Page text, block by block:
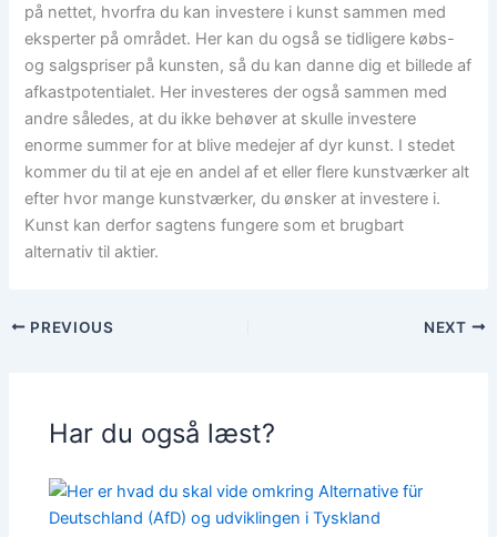
på nettet, hvorfra du kan investere i kunst sammen med
eksperter på området. Her kan du også se tidligere købs-
og salgspriser på kunsten, så du kan danne dig et billede af
afkastpotentialet. Her investeres der også sammen med
andre således, at du ikke behøver at skulle investere
enorme summer for at blive medejer af dyr kunst. I stedet
kommer du til at eje en andel af et eller flere kunstværker alt
efter hvor mange kunstværker, du ønsker at investere i.
Kunst kan derfor sagtens fungere som et brugbart
alternativ til aktier.
PREVIOUS NEXT
Har du også læst?